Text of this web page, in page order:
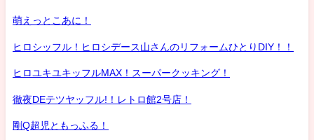
萌えっとこあに！
ヒロシッフル！ヒロシデース山さんのリフォームひとりDIY！！
ヒロユキユキッフルMAX！スーパークッキング！
徹夜DEテツヤッフル!！レトロ館2号店！
剛Q超児ともっふる！